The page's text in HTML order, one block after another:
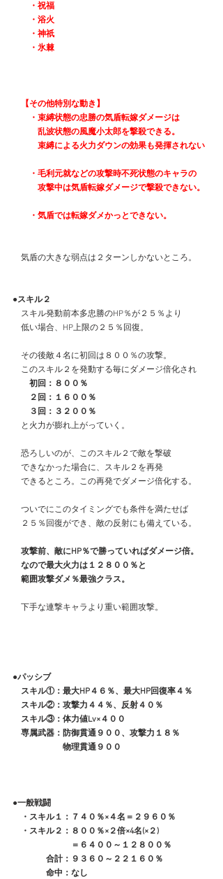
・祝福
・浴火
・神祇
・氷棘
【その他特別な動き】
・束縛状態の忠勝の気盾転嫁ダメージは
乱波状態の風魔小太郎を撃殺できる。
束縛による火力ダウンの効果も発揮されない
・毛利元就などの攻撃時不死状態のキャラの
攻撃中は気盾転嫁ダメージで撃殺できない。
・気盾では転嫁ダメかっとできない。
気盾の大きな弱点は２ターンしかないところ。
●スキル２
スキル発動前本多忠勝のHP％が２５％より
低い場合、HP上限の２５％回復。
その後敵４名に初回は８００％の攻撃。
このスキル２を発動する毎にダメージ倍化され
初回：８００％
２回：１６００％
３回：３２００％
と火力が膨れ上がっていく。
恐ろしいのが、このスキル２で敵を撃破
できなかった場合に、スキル２を再発
できるところ。この再発でダメージ倍化する。
ついでにこのタイミングでも条件を満たせば
２５％回復ができ、敵の反射にも備えている。
攻撃前、敵にHP％で勝っていればダメージ倍。
なので最大火力は１２８００％と
範囲攻撃ダメ％最強クラス。
下手な連撃キャラより重い範囲攻撃。
●パッシブ
スキル①：最大HP４６％、最大HP回復率４％
スキル②：攻撃力４４％、反射４０％
スキル③：体力値Lv×４００
専属武器：防御貫通９００、攻撃力１８％
物理貫通９００
●一般戦闘
・スキル１：７４０％×４名＝２９６０％
・スキル２：８００％×２倍×4名(×２)
＝６４００～１２８００％
合計：９３６０～２２１６０％
命中：なし